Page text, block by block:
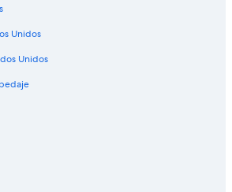
de Châlons-en-Champagne
Unidos
Unidos